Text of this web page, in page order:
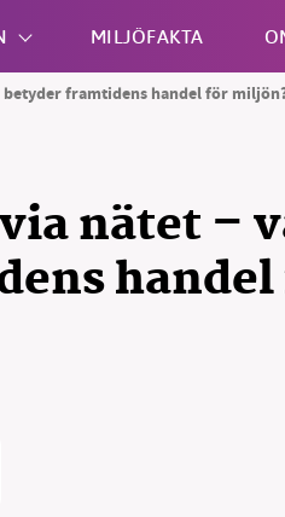
MILJÖFAKTA
betyder framtidens handel för
nätet –